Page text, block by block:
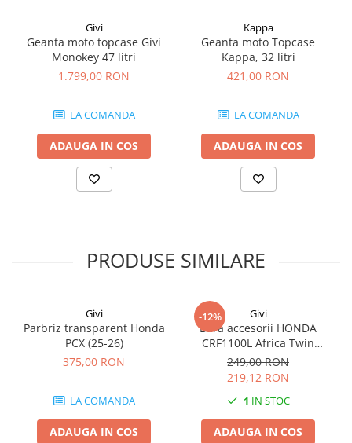
Givi
Geanta moto topcase Givi
Monokey 47 litri
1.799,00 RON
LA COMANDA
ADAUGA IN COS
Kappa
Geanta moto Topcase
Kappa, 32 litri
421,00 RON
LA COMANDA
ADAUGA IN COS
PRODUSE SIMILARE
Givi
Parbriz transparent Honda
PCX (25-26)
375,00 RON
LA COMANDA
ADAUGA IN COS
-12% Givi
Bara accesorii HONDA
CRF1100L Africa Twin
Adventure Sports (20 - 23)
CRF1100L Africa Twin
Adventure Sports (24)
CRF1100L AFRICA TWIN (24)
CRF1100L Africa Twin (20 -
23)
249,00 RON
219,12 RON
1 IN STOC
ADAUGA IN COS